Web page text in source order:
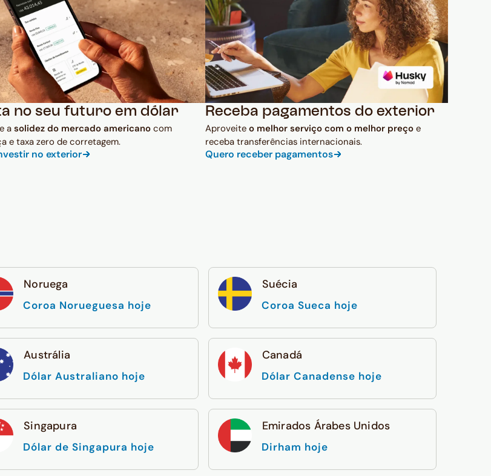
no seu futuro em dólar
asolidez do mercado americanocom
e taxa zero de corretagem.
no exterior
Receba pagamentos do exterior
Aproveiteo melhor serviço com o melhor preço e
receba transferências internacionais.
Quero receber pagamentos
Noruega
Coroa Norueguesa hoje
Suécia
Coroa Sueca hoje
Austrália
Dólar Australiano hoje
Canadá
Dólar Canadense hoje
Singapura
Dólar de Singapura hoje
Emirados Árabes Unidos
Dirham hoje